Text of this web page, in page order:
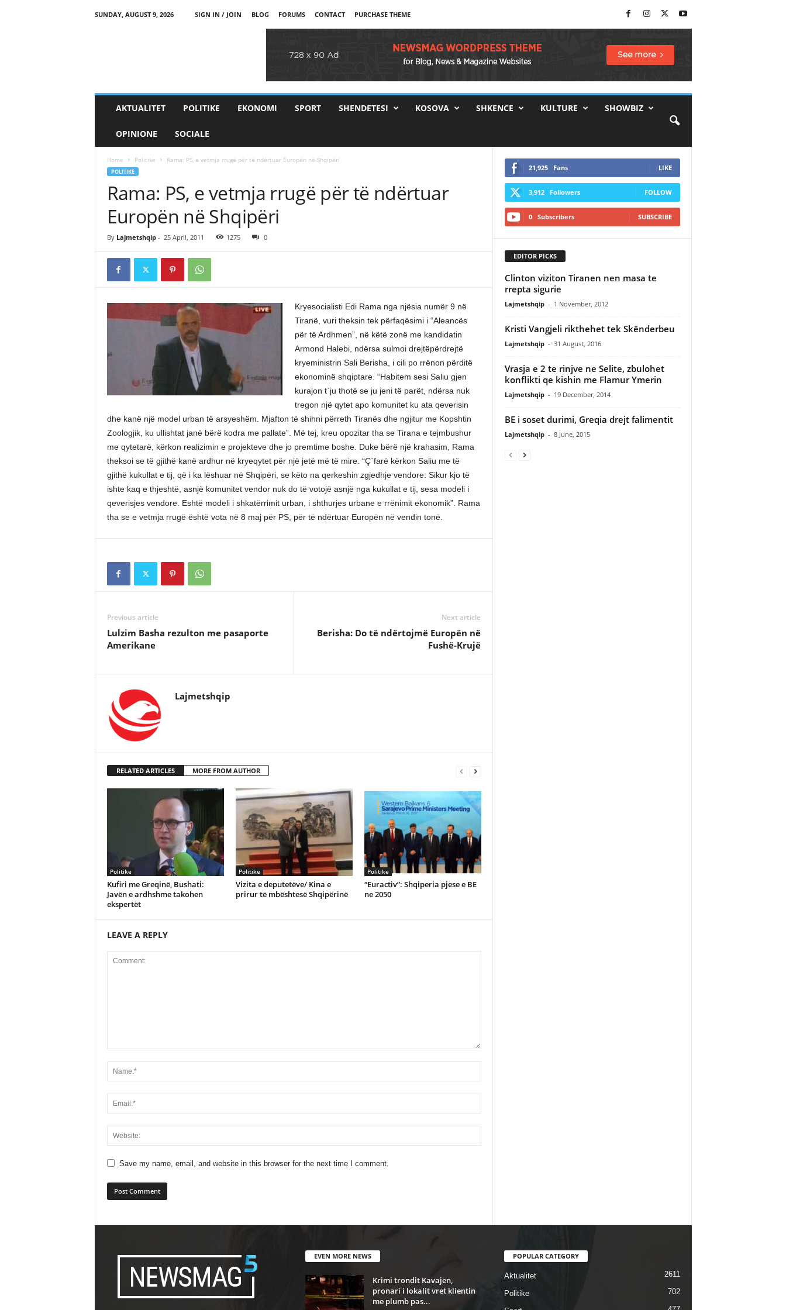
SUNDAY, AUGUST 9, 2026 SIGN IN / JOIN BLOG FORUMS CONTACT PURCHASE THEME
AKTUALITET POLITIKE EKONOMI SPORT SHENDETESI KOSOVA SHKENCE KULTURE SHOWBIZ
OPINIONE SOCIALE
Home Politike Rama: PS, e vetmja rrugë për të ndërtuar Europën në Shqipëri
POLITIKE
Rama: PS, e vetmja rrugë për të ndërtuar
Europën në Shqipëri
By Lajmetshqip- 25 April, 2011 1275 0
Kryesocialisti Edi Rama nga njësia numër 9 në
Tiranë, vuri theksin tek përfaqësimi i “Aleancës
për të Ardhmen”, në këtë zonë me kandidatin
Armond Halebi, ndërsa sulmoi drejtëpërdrejtë
kryeministrin Sali Berisha, i cili po rrënon përditë
ekonominë shqiptare. “Habitem sesi Saliu gjen
kurajon t`ju thotë se ju jeni të parët, ndërsa nuk
tregon një qytet apo komunitet ku ata qeverisin
dhe kanë një model urban të arsyeshëm. Mjafton të shihni përreth Tiranës dhe ngjitur me Kopshtin
Zoologjik, ku ullishtat janë bërë kodra me pallate”. Më tej, kreu opozitar tha se Tirana e tejmbushur
me qytetarë, kërkon realizimin e projekteve dhe jo premtime boshe. Duke bërë një krahasim, Rama
theksoi se të gjithë kanë ardhur në kryeqytet për një jetë më të mire. “Ç`farë kërkon Saliu me të
gjithë kukullat e tij, që i ka lëshuar në Shqipëri, se këto na qerkeshin zgjedhje vendore. Sikur kjo të
ishte kaq e thjeshtë, asnjë komunitet vendor nuk do të votojë asnjë nga kukullat e tij, sesa modeli i
qeverisjes vendore. Eshtë modeli i shkatërrimit urban, i shthurjes urbane e rrënimit ekonomik”. Rama
tha se e vetmja rrugë është vota në 8 maj për PS, për të ndërtuar Europën në vendin tonë.
Previous article
Lulzim Basha rezulton me pasaporte
Amerikane
Next article
Berisha: Do të ndërtojmë Europën në
Fushë-Krujë
Lajmetshqip
RELATED ARTICLES MORE FROM AUTHOR
Politike
Kufiri me Greqinë, Bushati:
Javën e ardhshme takohen
ekspertët
Politike
Vizita e deputetëve/ Kina e
prirur të mbështesë Shqipërinë
Politike
“Euractiv”: Shqiperia pjese e BE
ne 2050
LEAVE A REPLY
Save my name, email, and website in this browser for the next time I comment.
21,925 Fans LIKE
3,912 Followers FOLLOW
0 Subscribers SUBSCRIBE
EDITOR PICKS
Clinton viziton Tiranen nen masa te
rrepta sigurie
Lajmetshqip - 1 November, 2012
Kristi Vangjeli rikthehet tek Skënderbeu
Lajmetshqip - 31 August, 2016
Vrasja e 2 te rinjve ne Selite, zbulohet
konflikti qe kishin me Flamur Ymerin
Lajmetshqip - 19 December, 2014
BE i soset durimi, Greqia drejt falimentit
Lajmetshqip - 8 June, 2015
EVEN MORE NEWS
Krimi trondit Kavajen,
pronari i lokalit vret klientin
me plumb pas...
POPULAR CATEGORY
Aktualitet 2611
Politike 702